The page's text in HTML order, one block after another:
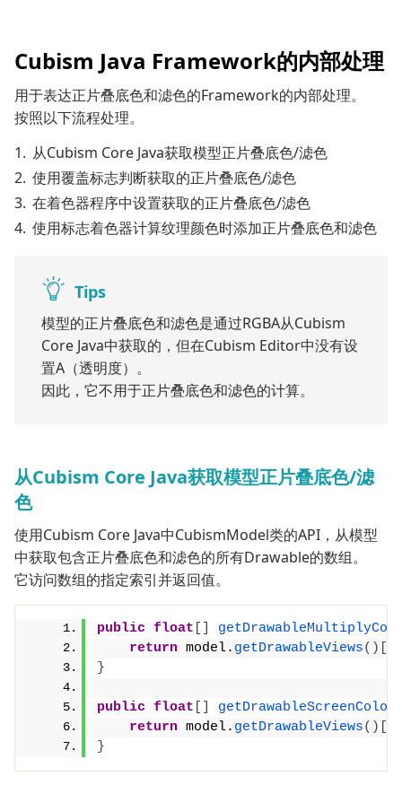
Cubism Java Framework的内部处理
用于表达正片叠底色和滤色的Framework的内部处理。
按照以下流程处理。
从Cubism Core Java获取模型正片叠底色/滤色
使用覆盖标志判断获取的正片叠底色/滤色
在着色器程序中设置获取的正片叠底色/滤色
使用标志着色器计算纹理颜色时添加正片叠底色和滤色
Tips
模型的正片叠底色和滤色是通过RGBA从Cubism
Core Java中获取的，但在Cubism Editor中没有设
置A（透明度）。
因此，它不用于正片叠底色和滤色的计算。
从Cubism Core Java获取模型正片叠底色/滤
色
使用Cubism Core Java中CubismModel类的API，从模型
中获取包含正片叠底色和滤色的所有Drawable的数组。
它访问数组的指定索引并返回值。
public float
return model. getDrawableViews()[
}
public float getDrawableScreenColor
return model. getDrawableViews()[
}